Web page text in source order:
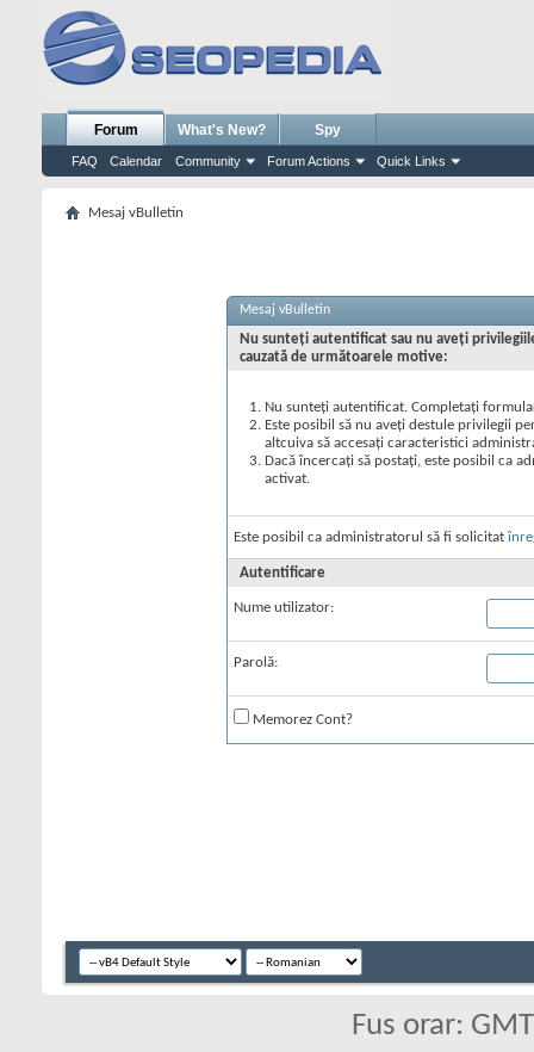
Forum
FAQ Calendar Community Forum Actions Quick Links
What's New? Spy
Mesaj vBulletin
Mesaj vBulletin
Nu sunteţi autentificat sau nu aveţi
cauzată de următoarele motive:
Nu sunteţi autentificat. Completaţi
Este posibil să nu aveţi destule privilegii
altcuiva să accesaţi caracteristici
Dacă încercaţi să postaţi, este posibil ca
activat.
Este posibil ca administratorul să fi solicitat
Autentificare
Nume utilizator:
Parolă:
Memorez Cont?
Fus orar: